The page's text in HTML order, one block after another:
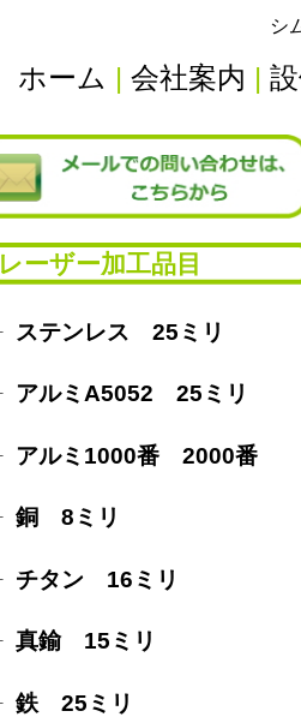
シ
ホーム | 会社案内 |
レーザー加工品目
ステンレス 25ミリ
アルミA5052 25ミリ
アルミ1000番 2000番
銅 8ミリ
チタン 16ミリ
真鍮 15ミリ
鉄 25ミリ